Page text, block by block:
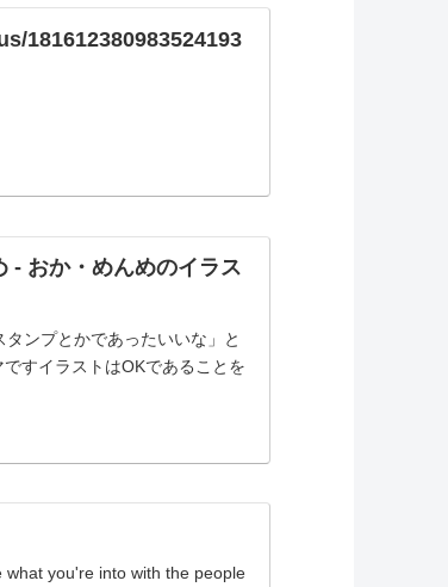
181612380983524193
- おか・めんめのイラス
ンプとかであったいいな」と
すイラストはOKであることを
you're into with the people